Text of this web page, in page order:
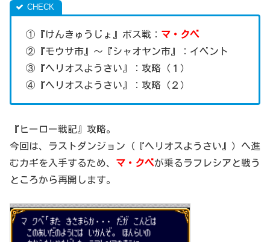
①『けんきゅうじょ』ボス戦： マ・クベ
②『モウサ市』～『シャオヤン市』：イベント
③『ヘリオスようさい』：攻略（１）
④『ヘリオスようさい』：攻略（２）
『ヒーロー戦記』攻略。
今回は、ラストダンジョン（『ヘリオスようさい』）へ進
むカギを入手するため、 マ・クベが乗るラフレシアと戦う
ところから再開します。